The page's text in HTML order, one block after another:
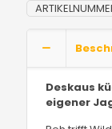
Deskaus
eigener